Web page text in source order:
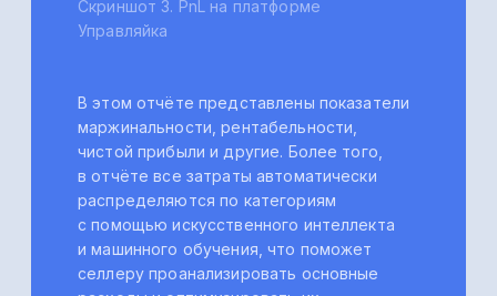
расходы. Такой функционал реализован
за счет технологии искусственного
интеллекта и машинного обучения.
их по категориям. Также на платформе
реализована возможность и ручного
распределения на случай, если селлер
снимал наличные денежные средства